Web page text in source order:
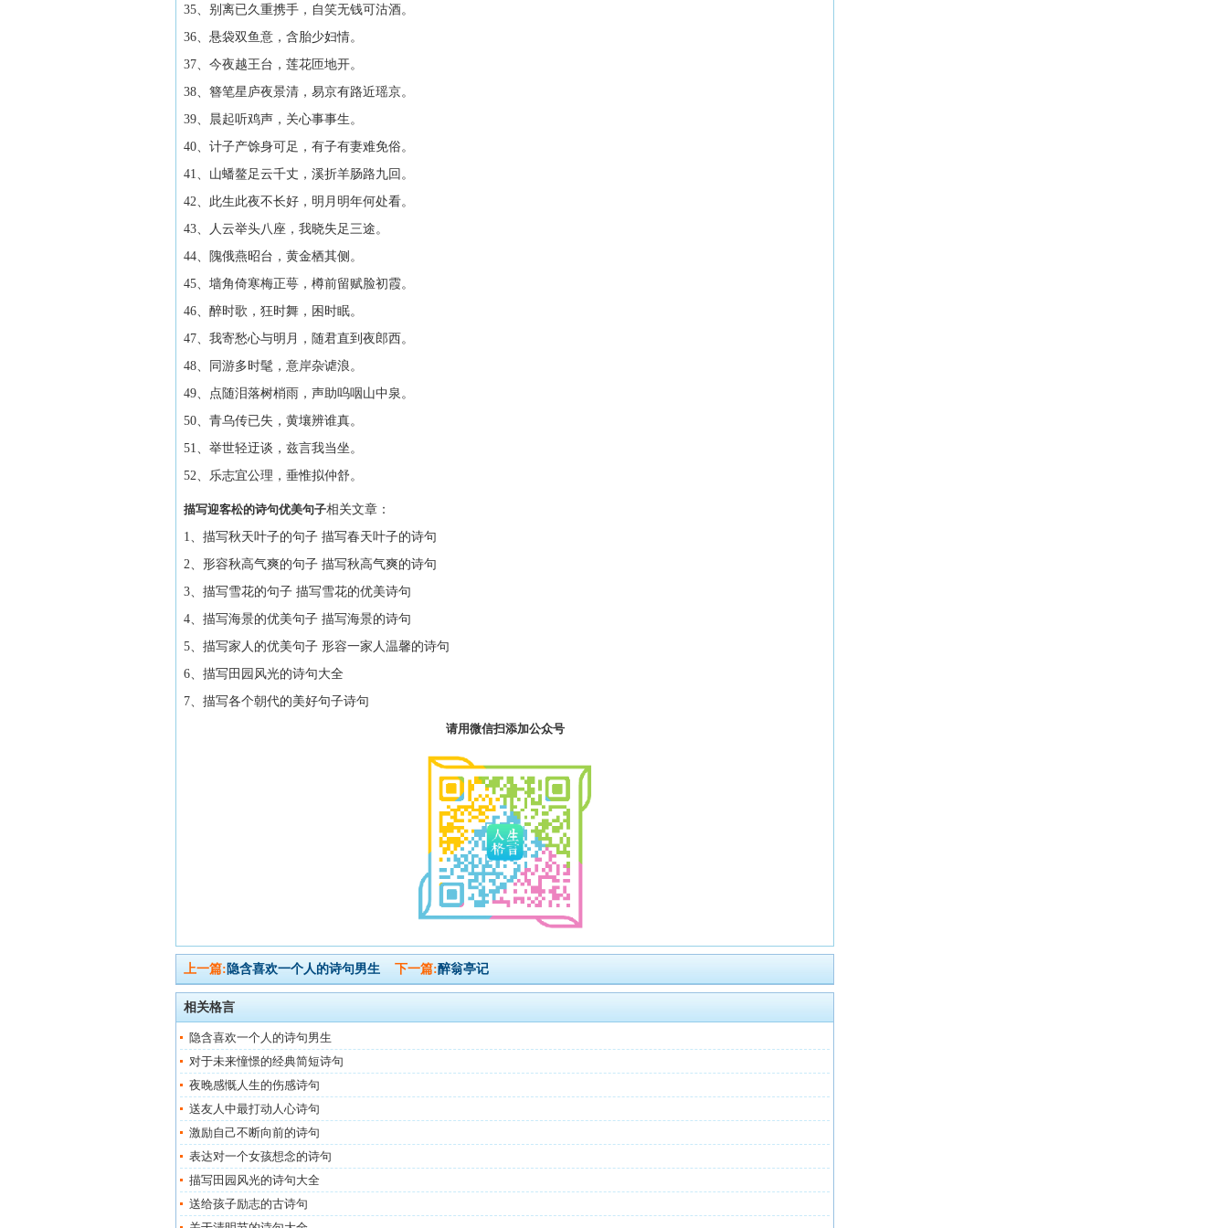
35、别离已久重携手，自笑无钱可沽酒。
36、悬袋双鱼意，含胎少妇情。
37、今夜越王台，莲花匝地开。
38、簪笔星庐夜景清，易京有路近瑶京。
39、晨起听鸡声，关心事事生。
40、计子产馀身可足，有子有妻难免俗。
41、山蟠鳌足云千丈，溪折羊肠路九回。
42、此生此夜不长好，明月明年何处看。
43、人云举头八座，我晓失足三途。
44、隗俄燕昭台，黄金栖其侧。
45、墙角倚寒梅正萼，樽前留赋脸初霞。
46、醉时歌，狂时舞，困时眠。
47、我寄愁心与明月，随君直到夜郎西。
48、同游多时髦，意岸杂谑浪。
49、点随泪落树梢雨，声助呜咽山中泉。
50、青乌传已失，黄壤辨谁真。
51、举世轻迂谈，兹言我当坐。
52、乐志宜公理，垂惟拟仲舒。
描写迎客松的诗句优美句子相关文章：
1、描写秋天叶子的句子 描写春天叶子的诗句
2、形容秋高气爽的句子 描写秋高气爽的诗句
3、描写雪花的句子 描写雪花的优美诗句
4、描写海景的优美句子 描写海景的诗句
5、描写家人的优美句子 形容一家人温馨的诗句
6、描写田园风光的诗句大全
7、描写各个朝代的美好句子诗句
请用微信扫添加公众号
上一篇: 隐含喜欢一个人的诗句男生 下一篇:醉翁亭记
相关格言
隐含喜欢一个人的诗句男生
对于未来憧憬的经典简短诗句
夜晚感慨人生的伤感诗句
送友人中最打动人心诗句
激励自己不断向前的诗句
表达对一个女孩想念的诗句
描写田园风光的诗句大全
送给孩子励志的古诗句